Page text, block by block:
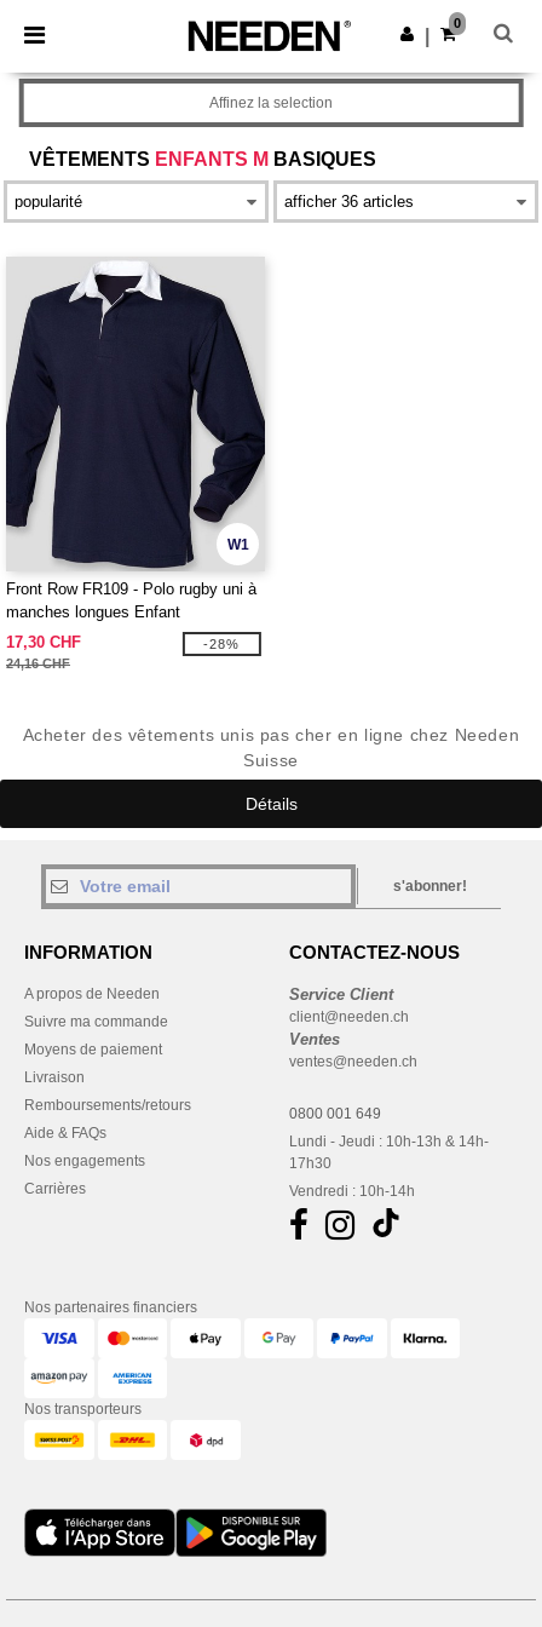
× Appli Needen
Meilleurs prix sur l’app !
Obtenir l'appli
0
VÊTEMENTS ENFANTS M BASIQUES
Affinez la selection
W1
Front Row FR109 - Polo rugby uni à
manches longues Enfant
17,30 CHF
24,16 CHF
-28%
Acheter des vêtements unis pas cher en ligne chez Needen
Suisse
Détails
s'abonner!
INFORMATION
A propos de Needen
Suivre ma commande
Moyens de paiement
Livraison
Remboursements/retours
Aide & FAQs
Nos engagements
Carrières
CONTACTEZ-NOUS
Service Client
client@needen.ch
Ventes
ventes@needen.ch
0800 001 649
Lundi - Jeudi : 10h-13h & 14h-
17h30
Vendredi : 10h-14h
Nos partenaires financiers
Nos transporteurs